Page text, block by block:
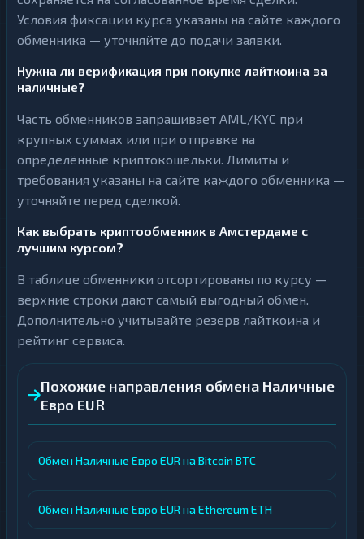
Условия фиксации курса указаны на сайте каждого
обменника — уточняйте до подачи заявки.
Нужна ли верификация при покупке лайткоина за
наличные?
Часть обменников запрашивает AML/KYC при
крупных суммах или при отправке на
определённые криптокошельки. Лимиты и
требования указаны на сайте каждого обменника —
уточняйте перед сделкой.
Как выбрать криптообменник в Амстердаме с
лучшим курсом?
В таблице обменники отсортированы по курсу —
верхние строки дают самый выгодный обмен.
Дополнительно учитывайте резерв лайткоина и
рейтинг сервиса.
Похожие направления обмена Наличные
Евро EUR
Обмен Наличные Евро EUR на Bitcoin BTC
Обмен Наличные Евро EUR на Ethereum ETH